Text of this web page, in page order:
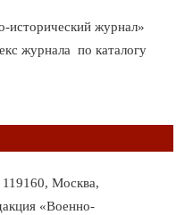
исторический журнал»
журнала по каталогу
119160, Москва,
«Военно-